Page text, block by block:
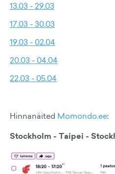
13.03 - 29.03
17.03 - 30.03
19.03 - 02.04
20.03 - 04.04
22.03 - 05.04
Hinnanäited Momondo.ee:
Stockholm - Taipei -